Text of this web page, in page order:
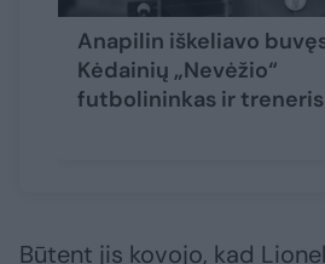
Anapilin iškeliavo
Kėdainių „Nevėžio“
futbolininkas ir treneris
Būtent jis kovojo, kad